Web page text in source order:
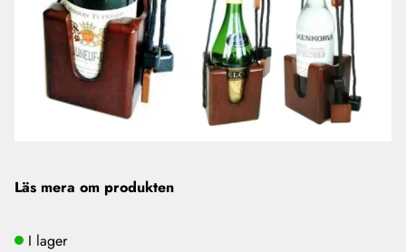
Läs mera om produkten
I lager